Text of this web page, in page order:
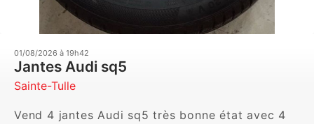
01/08/2026 à 19h42
Jantes Audi sq5
Sainte-Tulle
Vend 4 jantes Audi sq5 très bonne état avec 4